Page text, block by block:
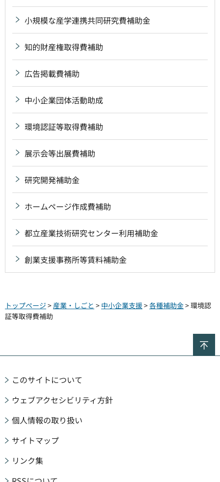
小規模な産学連携共同研究費補助金
知的財産権取得費補助
広告掲載費補助
中小企業団体活動助成
環境認証等取得費補助
展示会等出展費補助
研究開発補助金
ホームページ作成費補助
都立産業技術研究センター利用補助金
創業支援事務所等賃料補助金
トップページ > 産業・しごと > 中小企業支援>各種補助金> 環境認
証等取得費補助
このサイトについて
ウェブアクセシビリティ方針
個人情報の取り扱い
サイトマップ
リンク集